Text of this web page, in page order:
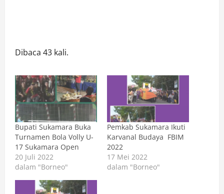
Dibaca 43 kali.
Bupati Sukamara Buka
Turnamen Bola Volly U-
17 Sukamara Open
20 Juli 2022
dalam "Borneo"
Pemkab Sukamara Ikuti
Karvanal Budaya FBIM
2022
17 Mei 2022
dalam "Borneo"